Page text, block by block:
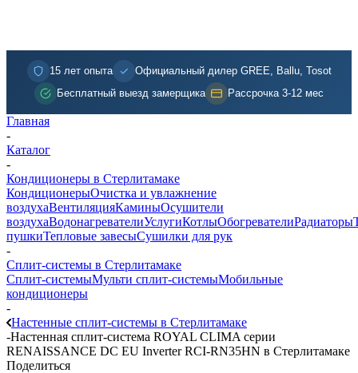
15 лет опыта
Официальный дилер GREE, Ballu, Tosot
Бесплатный выезд замерщика
Рассрочка 3-12 мес
Главная
-
Каталог
-
Кондиционеры в Стерлитамаке
КондиционерыОчистка и увлажнение
воздухаВентиляцияКаминыОсушители
воздухаВодонагревателиУслугиКотлыОбогревателиРадиаторы
пушкиТепловые завесыСушилки для рук
-
Сплит-системы в Стерлитамаке
Сплит-системыМульти сплит-системыМобильные
кондиционеры
-
Настенные сплит-системы в Стерлитамаке
-Настенная cплит-система ROYAL CLIMA серии
RENAISSANCE DC EU Inverter RCI-RN35HN в Стерлитамаке
Поделиться